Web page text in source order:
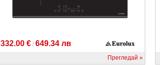
332.00 €/ 649.34 лв
Прегледай